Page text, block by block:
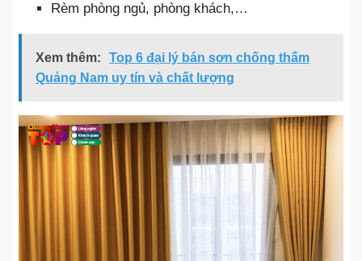
Rèm phòng ngủ, phòng khách,…
Xem thêm:
Top 6 đại lý bán sơn chống thấm
Quảng Nam uy tín và chất lượng